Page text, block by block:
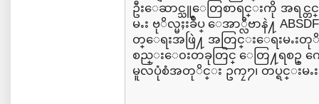
ဦးေဆာင္သူေတြစာရင္းကို အရင္တင္
မႉး ဗုိလ္မႈးခ်ဳပ္ ေအာ္လီဗာနဲ႔
တ္ေရးအဖြဲ႔ အတြင္းေရးမႉ
စည္းေ၀းတခုတြင္ ေတြ႔ရစဥ္
မူလပုံစံအတုိင္း ဥကၠ႒၊ တပ္ရင္းမႉး